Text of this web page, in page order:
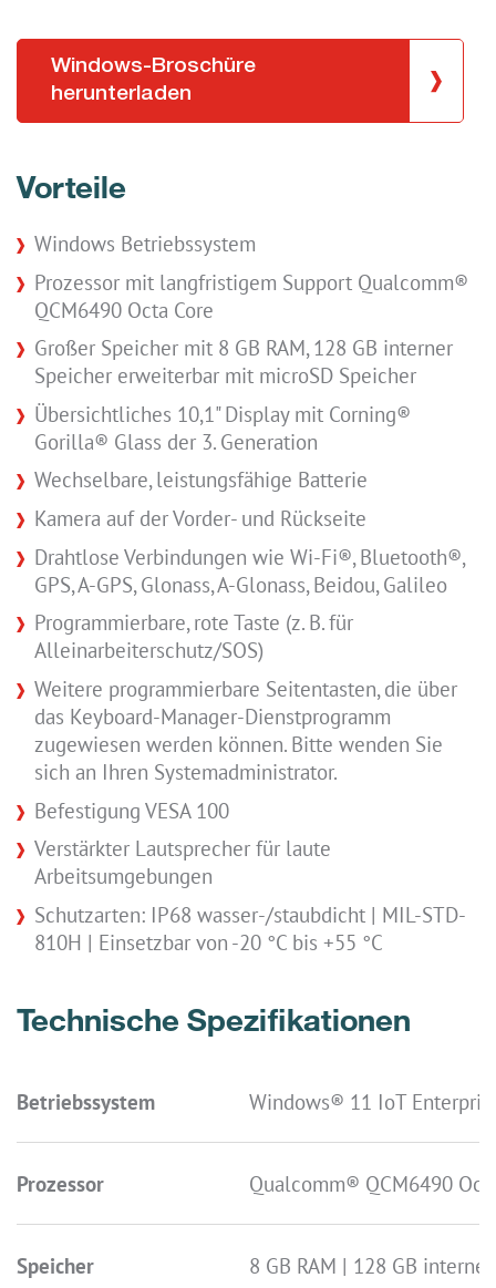
Windows-Broschüre
herunterladen
Vorteile
Windows Betriebssystem
Prozessor mit langfristigem Support Qualcomm®
QCM6490 Octa Core
Großer Speicher mit 8 GB RAM, 128 GB interner
Speicher erweiterbar mit microSD Speicher
Übersichtliches 10,1" Display mit Corning®
Gorilla® Glass der 3. Generation
Wechselbare, leistungsfähige Batterie
Kamera auf der Vorder- und Rückseite
Drahtlose Verbindungen wie Wi-Fi®, Bluetooth®,
GPS, A-GPS, Glonass, A-Glonass, Beidou, Galileo
Programmierbare, rote Taste (z. B. für
Alleinarbeiterschutz/SOS)
Weitere programmierbare Seitentasten, die über
das Keyboard-Manager-Dienstprogramm
zugewiesen werden können. Bitte wenden Sie
sich an Ihren Systemadministrator.
Befestigung VESA 100
Verstärkter Lautsprecher für laute
Arbeitsumgebungen
Schutzarten: IP68 wasser-/staubdicht | MIL-STD-
810H | Einsetzbar von -20 °C bis +55 °C
Technische Spezifikationen
Betriebssystem Windows® 11 IoT
Prozessor Qualcomm® QCM6490
Speicher 8 GB RAM | 128 GB